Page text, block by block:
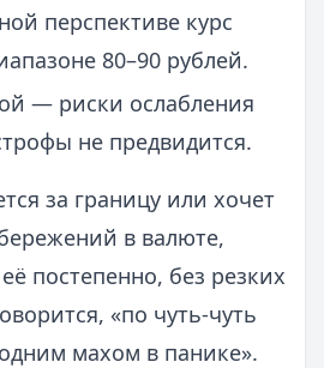
перспективе курс
80–90 рублей.
— риски ослабления
не предвидится.
за границу или хочет
в валюте,
постепенно, без резких
«по чуть-чуть
махом в панике».